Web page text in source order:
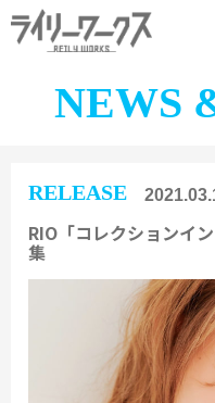
NEWS
RELEASE
RIO「コレクションイ
集